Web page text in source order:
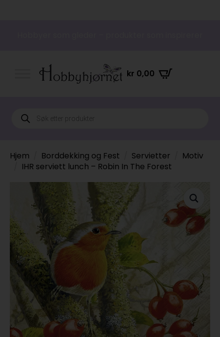
kr 0,00
Products
search
Hjem Borddekking og Fest Servietter
Motiv
IHR serviett lunch – Robin In The Forest